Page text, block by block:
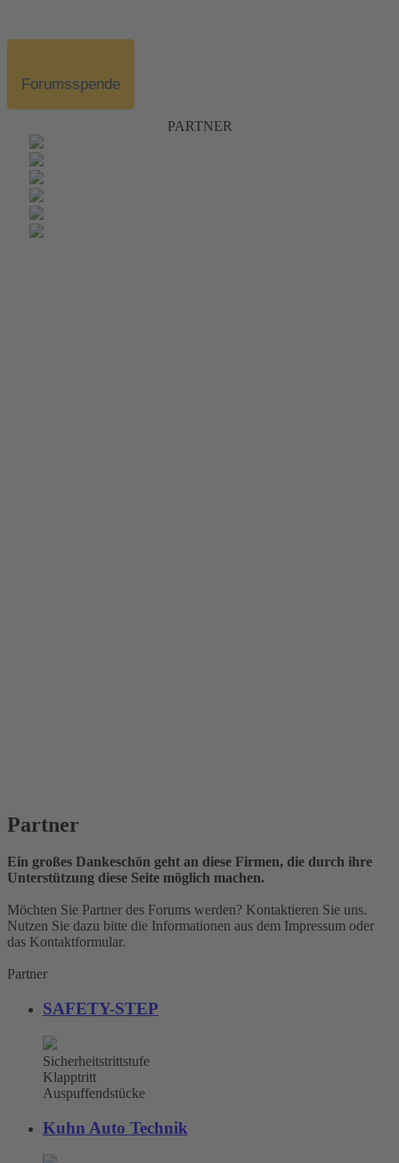
Forumsspende
PARTNER
Partner
Ein großes Dankeschön geht an diese Firmen, die durch ihre
Unterstützung diese Seite möglich machen.
Möchten Sie Partner des Forums werden? Kontaktieren Sie uns.
Nutzen Sie dazu bitte die Informationen aus dem Impressum oder
das Kontaktformular.
Partner
SAFETY-STEP
Sicherheitstrittstufe
Klapptritt
Auspuffendstücke
Kuhn Auto Technik